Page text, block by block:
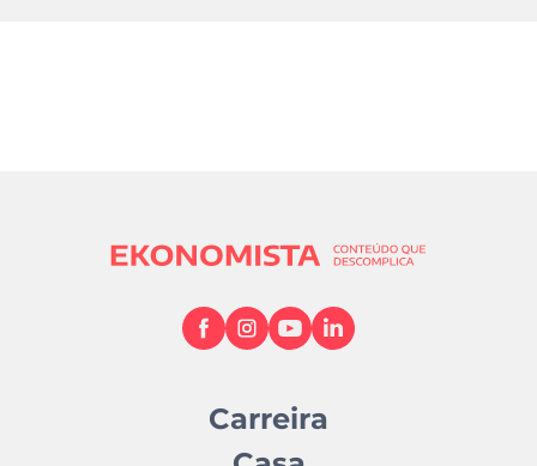
Carreira